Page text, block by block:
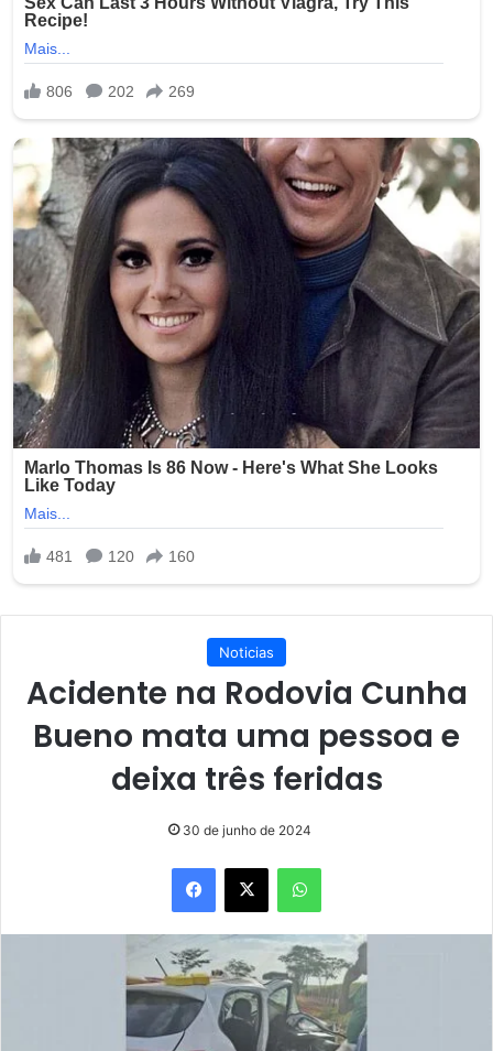
Noticias
Acidente na Rodovia Cunha
Bueno mata uma pessoa e
deixa três feridas
30 de junho de 2024
Facebook
X WhatsApp